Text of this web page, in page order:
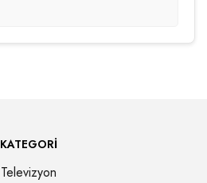
KATEGORI
Televizyon